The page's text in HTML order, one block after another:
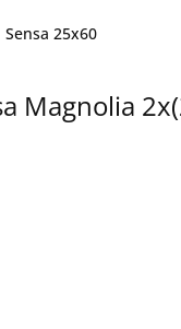
Sensa 25x60
Magnolia